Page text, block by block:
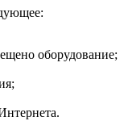
оборудование;